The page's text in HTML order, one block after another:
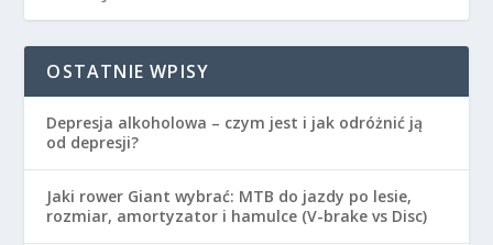
OSTATNIE WPISY
Depresja alkoholowa – czym jest i jak odróżnić ją
od depresji?
Jaki rower Giant wybrać: MTB do jazdy po lesie,
rozmiar, amortyzator i hamulce (V-brake vs Disc)